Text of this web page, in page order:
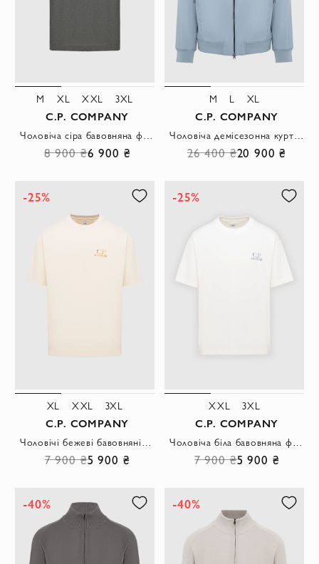
M XL XXL 3XL
C.P. COMPANY
8 900 ₴6 900 ₴
M L XL
C.P. COMPANY
26 400 ₴20 900 ₴
-25%
XL XXL 3XL
C.P. COMPANY
7 900 ₴5 900 ₴
-25%
XXL 3XL
C.P. COMPANY
7 900 ₴5 900 ₴
-40% -40%